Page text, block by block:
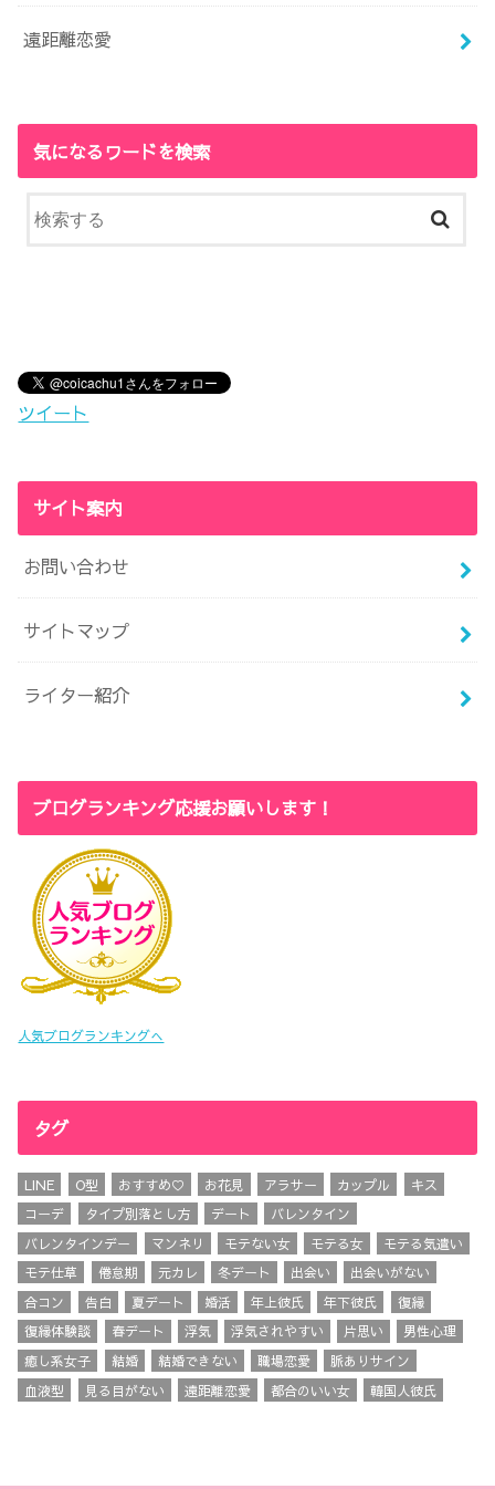
遠距離恋愛
気になるワードを検索
ツイート
サイト案内
お問い合わせ
サイトマップ
ライター紹介
ブログランキング応援お願いします！
人気ブログランキングへ
タグ
LINE O型 おすすめ♡ お花見 アラサー カップル
キス
コーデ
タイプ別落とし方 デート
バレンタイン
バレンタインデー
マンネリ モテない女 モテる女
モテる気遣い
モテ仕草
倦怠期 元カレ 冬デート 出会い
出会いがない
合コン
告白 夏デート 婚活 年上彼氏 年下彼氏
復縁
復縁体験談
春デート 浮気 浮気されやすい 片思い
男性心理
癒し系女子
結婚 結婚できない 職場恋愛
脈ありサイン
血液型
見る目がない 遠距離恋愛 都合のいい女 韓国人彼氏